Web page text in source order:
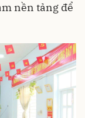
nền tảng để